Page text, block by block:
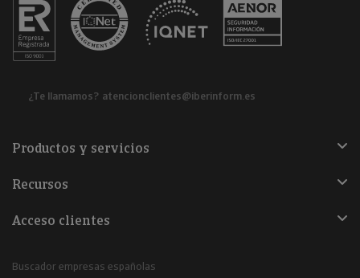
¿Te llamamos? atencionclientes@iberinform.es
Productos y servicios
Recursos
Acceso clientes
Buscador empresas españolas